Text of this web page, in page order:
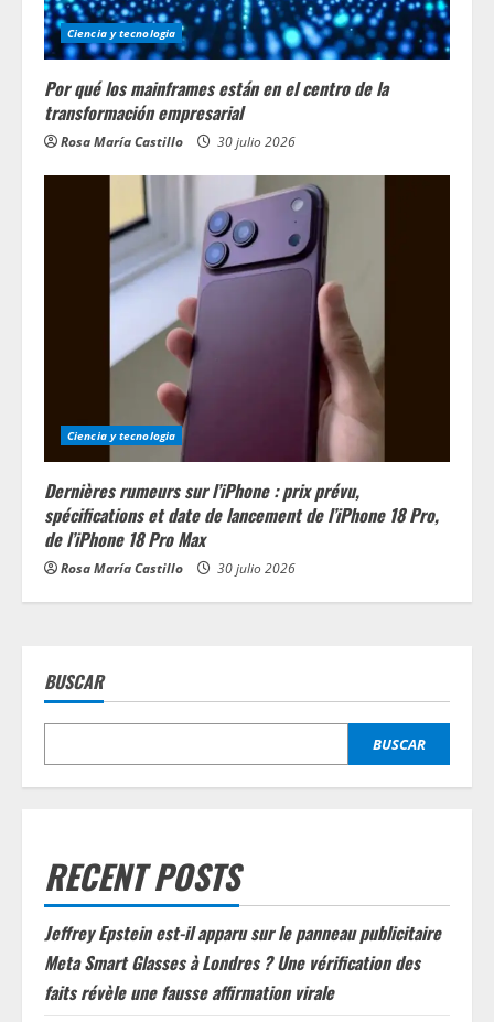
Ciencia y tecnologia
Por qué los mainframes están en el centro de la
transformación empresarial
Rosa María Castillo 30 julio 2026
Ciencia y tecnologia
Dernières rumeurs sur l’iPhone : prix prévu,
spécifications et date de lancement de l’iPhone 18 Pro,
de l’iPhone 18 Pro Max
Rosa María Castillo 30 julio 2026
BUSCAR
BUSCAR
RECENT POSTS
Jeffrey Epstein est-il apparu sur le panneau publicitaire
Meta Smart Glasses à Londres ? Une vérification des
faits révèle une fausse affirmation virale